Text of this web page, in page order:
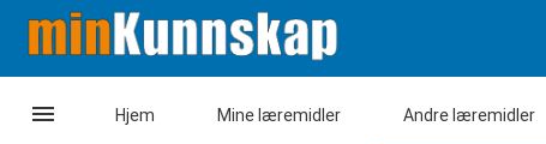
Hjem Mine læremidler Andre læremidler
